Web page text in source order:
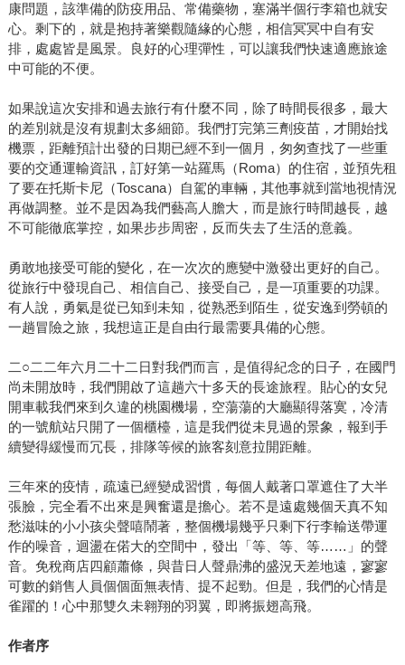
康問題，該準備的防疫用品、常備藥物，塞滿半個行李箱也就安
心。剩下的，就是抱持著樂觀隨緣的心態，相信冥冥中自有安
排，處處皆是風景。良好的心理彈性，可以讓我們快速適應旅途
中可能的不便。
如果說這次安排和過去旅行有什麼不同，除了時間長很多，最大
的差別就是沒有規劃太多細節。我們打完第三劑疫苗，才開始找
機票，距離預計出發的日期已經不到一個月，匆匆查找了一些重
要的交通運輸資訊，訂好第一站羅馬（Roma）的住宿，並預先租
了要在托斯卡尼（Toscana）自駕的車輛，其他事就到當地視情況
再做調整。並不是因為我們藝高人膽大，而是旅行時間越長，越
不可能徹底掌控，如果步步周密，反而失去了生活的意義。
勇敢地接受可能的變化，在一次次的應變中激發出更好的自己。
從旅行中發現自己、相信自己、接受自己，是一項重要的功課。
有人說，勇氣是從已知到未知，從熟悉到陌生，從安逸到勞頓的
一趟冒險之旅，我想這正是自由行最需要具備的心態。
二○二二年六月二十二日對我們而言，是值得紀念的日子，在國門
尚未開放時，我們開啟了這趟六十多天的長途旅程。貼心的女兒
開車載我們來到久違的桃園機場，空蕩蕩的大廳顯得落寞，冷清
的一號航站只開了一個櫃檯，這是我們從未見過的景象，報到手
續變得緩慢而冗長，排隊等候的旅客刻意拉開距離。
三年來的疫情，疏遠已經變成習慣，每個人戴著口罩遮住了大半
張臉，完全看不出來是興奮還是擔心。若不是遠處幾個天真不知
愁滋味的小小孩尖聲嘻鬧著，整個機場幾乎只剩下行李輸送帶運
作的噪音，迴盪在偌大的空間中，發出「等、等、等……」的聲
音。免稅商店四顧蕭條，與昔日人聲鼎沸的盛況天差地遠，寥寥
可數的銷售人員個個面無表情、提不起勁。但是，我們的心情是
雀躍的！心中那雙久未翱翔的羽翼，即將振翅高飛。
作者序